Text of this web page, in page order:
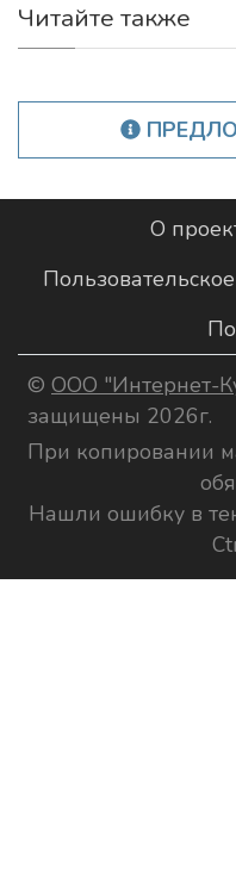
Читайте также
О
© ООО "Интернет-
защищены 2026г.
При копировании
Нашли ошибку в